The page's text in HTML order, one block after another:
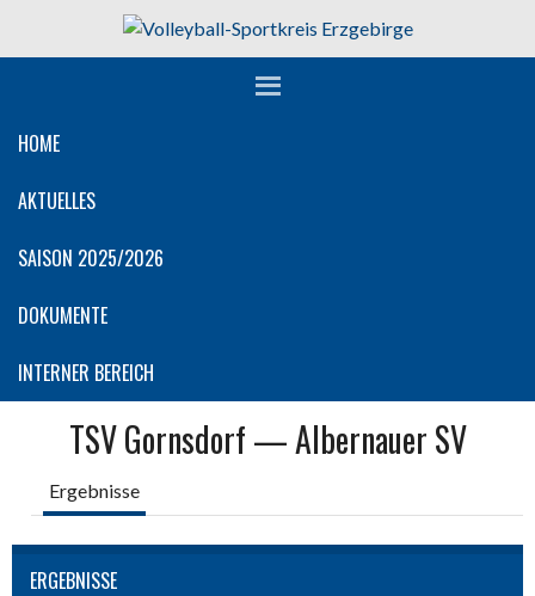
HOME
AKTUELLES
SAISON 2025/2026
DOKUMENTE
INTERNER BEREICH
TSV Gornsdorf — Albernauer SV
Ergebnisse
ERGEBNISSE